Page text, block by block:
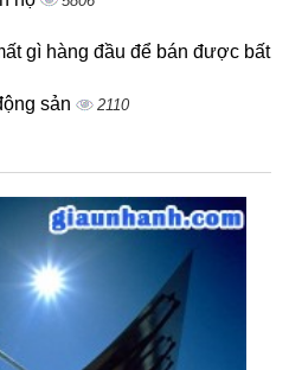
gì hàng đầu để bán được bất
sản 2110